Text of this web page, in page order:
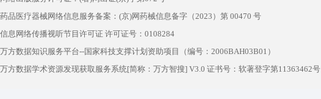
药品医疗器械网络信息服务备案：(京)网药械信息备字（2023）第 00470 号
信息网络传播视听节目许可证 许可证号：0108284
万方数据知识服务平台--国家科技支撑计划资助项目（编号：2006BAH03B01）
万方数据学术资源发现获取服务系统[简称：万方智搜] V3.0 证书号：软著登字第11363462号